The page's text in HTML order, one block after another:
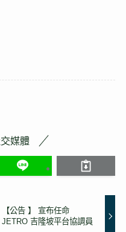
媒體
【公告 】 宣布任命
JETRO 吉隆坡平台協調員